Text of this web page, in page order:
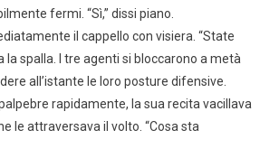
fermi. “Sì,” dissi piano.
il cappello con visiera. “State
la spalla. I tre agenti si bloccarono a metà
all’istante le loro posture difensive.
rapidamente, la sua recita vacillava
le attraversava il volto. “Cosa sta